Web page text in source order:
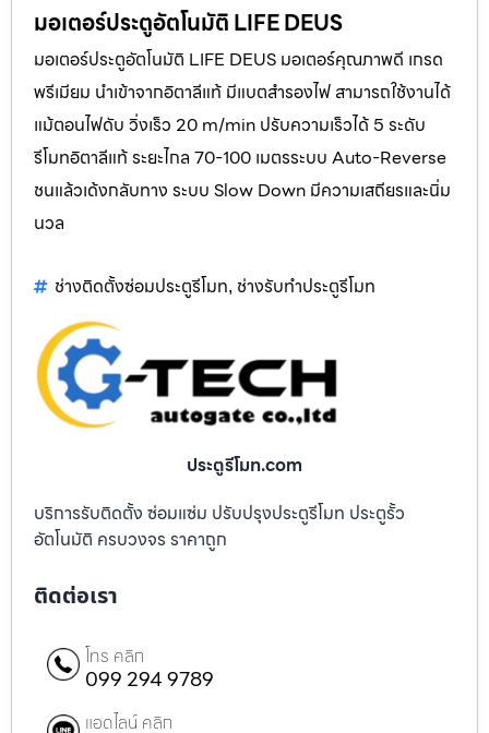
มอเตอร์ประตูอัตโนมัติ LIFE DEUS
มอเตอร์ประตูอัตโนมัติ LIFE DEUS มอเตอร์คุณภาพดี เกรด
พรีเมียม นำเข้าจากอิตาลีแท้ มีแบตสำรองไฟ สามารถใช้งานได้
แม้ตอนไฟดับ วิ่งเร็ว 20 m/min ปรับความเร็วได้ 5 ระดับ
รีโมทอิตาลีแท้ ระยะไกล 70-100 เมตรระบบ Auto-Reverse
ชนแล้วเด้งกลับทาง ระบบ Slow Down มีความเสถียรและนิ่ม
นวล
ช่างติดตั้งซ่อมประตูรีโมท, ช่างรับทำประตูรีโมท
ประตูรีโมท.com
บริการรับติดตั้ง ซ่อมแซ่ม ปรับปรุงประตูรีโมท ประตูรั้ว
อัตโนมัติ ครบวงจร ราคาถูก
ติดต่อเรา
โทร คลิก
099 294 9789
แอดไลน์ คลิก